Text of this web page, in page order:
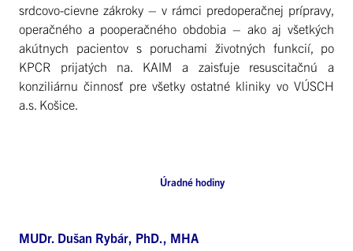
srdcovo-cievne zákroky – v rámci predoperačnej prípravy,
operačného a pooperačného obdobia – ako aj všetkých
akútnych pacientov s poruchami životných funkcií, po
KPCR prijatých na. KAIM a zaisťuje resuscitačnú a
konziliárnu činnosť pre všetky ostatné kliniky vo VÚSCH
a.s. Košice.
Úradné hodiny
MUDr. Dušan Rybár, PhD., MHA